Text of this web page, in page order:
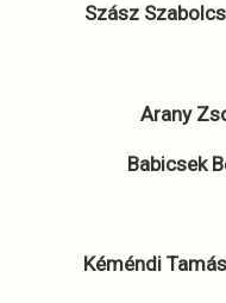
Szász Szabolcs
Arany
Babicsek
Kéméndi Tamás